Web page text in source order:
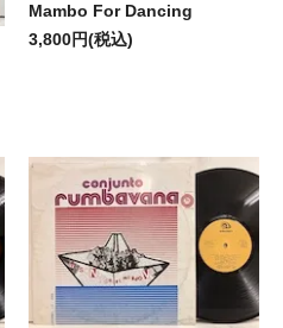
Mambo For Dancing
3,800円(税込)